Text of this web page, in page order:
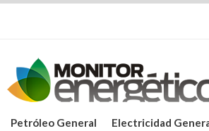
Petróleo General Electricidad